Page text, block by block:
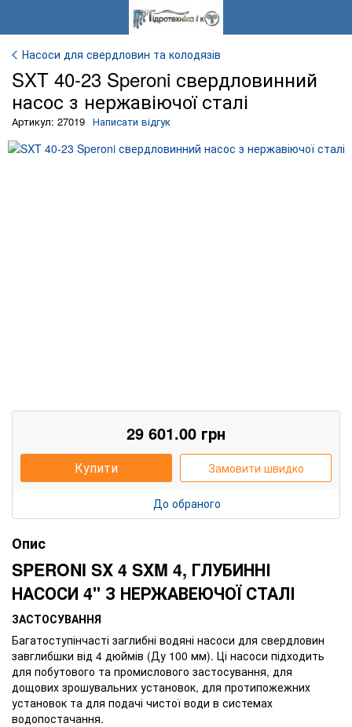
Насоси для свердловин та колодязів
SXT 40-23 Speroni свердловинний
насос з нержавіючої сталі
Артикул: 27019 Написати відгук
29 601.00 грн
Купити Замовити швидко
До обраного
Опис
SPERONI SX 4 SXM 4, ГЛУБИННІ
НАСОСИ 4'' З НЕРЖАВЕЮЧОЇ СТАЛІ
ЗАСТОСУВАННЯ
Багатоступінчасті заглибні водяні насоси для свердловин
завглибшки від 4 дюймів (Ду 100 мм). Ці насоси підходить
для побутового та промислового застосування, для
дощових зрошувальних установок, для протипожежних
установок та для подачі чистої води в системах
водопостачання.